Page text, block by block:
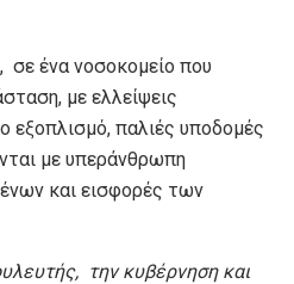
σε ένα νοσοκομείο που
με ελλείψεις
εξοπλισμό, παλιές υποδομές
με υπεράνθρωπη
και εισφορές των
την κυβέρνηση και